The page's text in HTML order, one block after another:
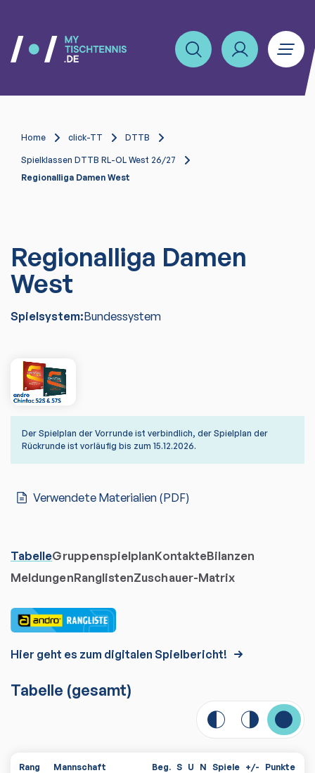
Home click-TT DTTB
Spielklassen DTTB RL-OL West 26/27
Regionalliga Damen West
Regionalliga Damen
West
Spielsystem:Bundessystem
Der Spielplan der Vorrunde ist verbindlich, der Spielplan der
Rückrunde ist vorläufig bis zum 15.12.2026.
Verwendete Materialien (PDF)
TabelleGruppenspielplanKontakteBilanzen
MeldungenRanglistenZuschauer-Matrix
Hier geht es zum digitalen Spielbericht!
Tabelle (gesamt)
Rang Mannschaft Beg. S U N Spiele +/- Punkte